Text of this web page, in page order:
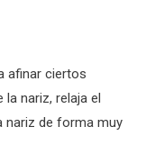
afinar ciertos
nariz, relaja el
nariz de forma muy